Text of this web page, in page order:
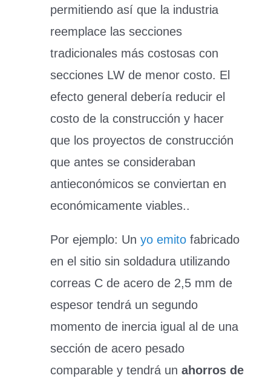
permitiendo así que la industria
reemplace las secciones
tradicionales más costosas con
secciones LW de menor costo. El
efecto general debería reducir el
costo de la construcción y hacer
que los proyectos de construcción
que antes se consideraban
antieconómicos se conviertan en
económicamente viables..
Por ejemplo: Un yo emitofabricado
en el sitio sin soldadura utilizando
correas C de acero de 2,5 mm de
espesor tendrá un segundo
momento de inercia igual al de una
sección de acero pesado
comparable y tendrá un ahorros de